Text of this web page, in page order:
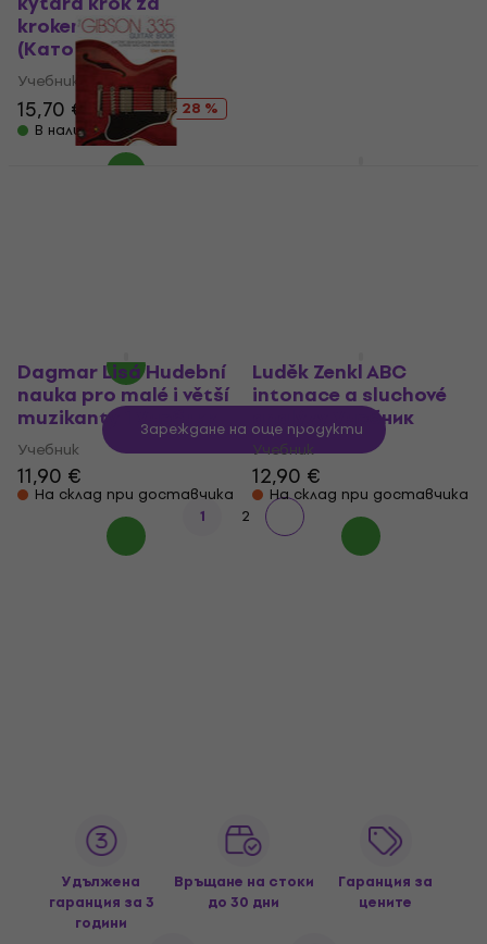
krokem Учебник
(Като ново)
Учебник
15,70 € 21,68 €
- 28 %
В наличност
Dagmar Lisá Hudební
nauka pro malé i větší
muzikanty 1 Учебник
Учебник
11,90 €
На склад при доставчика
Luděk Zenkl ABC
intonace a sluchové
analýzy Учебник
Учебник
12,90 €
На склад при доставчика
Зареждане на още продукти
1 2
Удължена
гаранция за 3
години
Връщане на стоки
до 30 дни
Гаранция за
цените